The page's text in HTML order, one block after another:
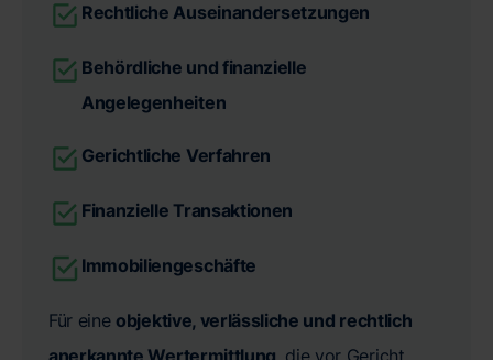
Rechtliche Auseinandersetzungen
Behördliche und finanzielle
Angelegenheiten
Gerichtliche Verfahren
Finanzielle Transaktionen
Immobiliengeschäfte
Für eine objektive, verlässliche und rechtlich
anerkannte Wertermittlung, die vor Gericht